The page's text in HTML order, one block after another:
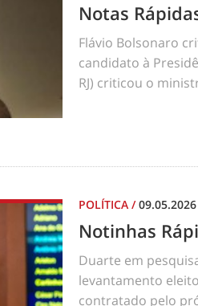
Notas
Flávio Bolsonaro
candidato à
RJ) criticou o
POLÍTICA /09.05.2026
Notinhas
Duarte em
levantamento
contratado pelo